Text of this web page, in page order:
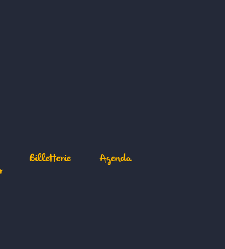
Billetterie Agenda